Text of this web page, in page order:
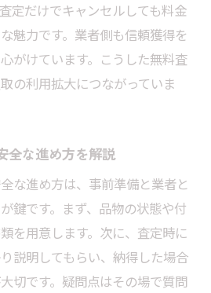
定だけでキャンセルしても料金
魅力です。業者側も信頼獲得を
がけています。こうした無料査
の利用拡大につながっていま
全な進め方を解説
な進め方は、事前準備と業者と
鍵です。まず、品物の状態や付
を用意します。次に、査定時に
説明してもらい、納得した場合
切です。疑問点はその場で質問